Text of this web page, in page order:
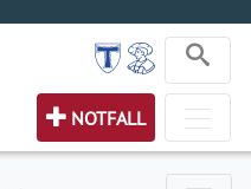
NOTFALL